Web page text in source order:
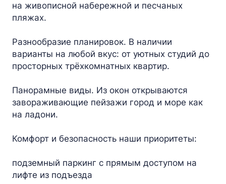
на живописной набережной и песчаных
пляжах.
Разнообразие планировок. В наличии
варианты на любой вкус: от уютных студий до
просторных трёхкомнатных квартир.
Панорамные виды. Из окон открываются
завораживающие пейзажи город и море как
на ладони.
Комфорт и безопасность наши приоритеты:
подземный паркинг с прямым доступом на
лифте из подъезда